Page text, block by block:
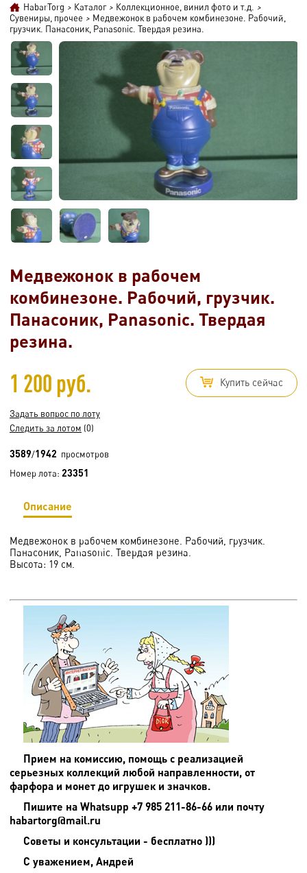
HabarTorg > Каталог > Коллекционное, винил фото и т.д.
>
Сувениры, прочее > Медвежонок в рабочем комбинезоне. Рабочий,
грузчик. Панасоник, Panasonic. Твердая резина.
Медвежонок в рабочем
комбинезоне. Рабочий, грузчик.
Панасоник, Panasonic. Твердая
резина.
1 200 руб. Купить сейчас
Задать вопрос по лоту
Следить за лотом (0)
3589/1942 просмотров
Номер лота: 23351
Описание
Медвежонок в рабочем комбинезоне. Рабочий, грузчик.
Панасоник, Panasonic. Твердая резина.
Высота: 19 см.
Прием на комиссию, помощь с реализацией
серьезных коллекций любой направленности, от
фарфора и монет до игрушек и значков.
Пишите на Whatsupp +7 985 211-86-66 или почту
habartorg@mail.ru
Советы и консультации - бесплатно )))
С уважением, Андрей